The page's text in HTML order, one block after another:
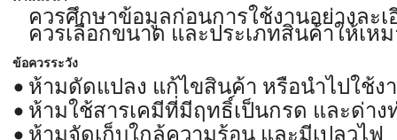
ควรศึกษาข้อมูลก่อนการใช้งานอย่างละเ
ควรเลือกขนาด และประเภทสินค้าให้เห
ข้อควรระวัง
ห้ามดัดแปลง แก้ไขสินค้า หรือนำไปใช้ง
ห้ามใช้สารเคมีที่มีฤทธิ์เป็นกรด และด่าง